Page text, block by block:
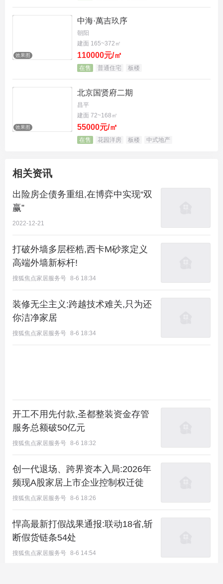
效果图
中海·萬吉玖序
朝阳
建面 165~372㎡
110000元/㎡
在售 普通住宅 板楼
效果图
北京国贤府二期
昌平
建面 72~168㎡
55000元/㎡
在售 花园洋房 板楼 中式地产
相关资讯
出险房企债务重组,在博弈中实现“双
赢”
2022-12-21
打破外墙多层桎梏,西卡M砂浆定义
高端外墙新标杆!
搜狐焦点家居服务号 8-6 18:34
装修无尘主义:跨越技术难关,只为还
你洁净家居
搜狐焦点家居服务号 8-6 18:34
开工不用先付款,圣都整装资金存管
服务总额破50亿元
搜狐焦点家居服务号 8-6 18:32
创一代退场、跨界资本入局:2026年
频现A股家居上市企业控制权迁徙
搜狐焦点家居服务号 8-6 18:26
悍高最新打假战果通报:联动18省,斩
断假货链条54处
搜狐焦点家居服务号 8-6 14:54